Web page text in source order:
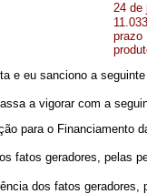
24 de
prazo
e eu sanciono a
a vigorar com a
para o Financiamento
fatos geradores, pelas
dos fatos